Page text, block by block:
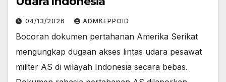
04/13/2026 ADMKEPPOID
Bocoran dokumen pertahanan Amerika Serikat
mengungkap dugaan akses lintas udara pesawat
militer AS di wilayah Indonesia secara bebas.